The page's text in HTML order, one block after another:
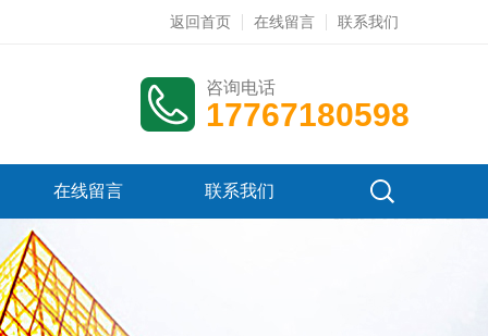
返回首页 在线留言 联系我们
咨询电话
17767180598
在线留言 联系我们